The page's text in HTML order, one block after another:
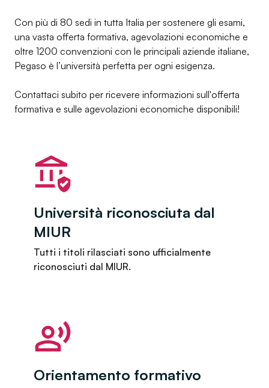
Con più di 80 sedi in tutta Italia per sostenere gli esami,
una vasta offerta formativa, agevolazioni economiche e
oltre 1200 convenzioni con le principali aziende italiane,
Pegaso è l’università perfetta per ogni esigenza.
Contattaci subito per ricevere informazioni sull'offerta
formativa e sulle agevolazioni economiche disponibili!
Università riconosciuta dal
MIUR
Tutti i titoli rilasciati sono ufficialmente
riconosciuti dal MIUR.
Orientamento formativo